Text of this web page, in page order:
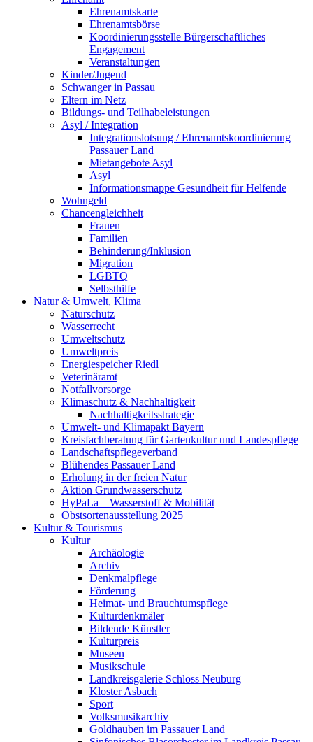
Ehrenamtskarte
Ehrenamtsbörse
Koordinierungsstelle Bürgerschaftliches
Engagement
Veranstaltungen
Kinder/Jugend
Schwanger in Passau
Eltern im Netz
Bildungs- und Teilhabeleistungen
Asyl / Integration
Integrationslotsung / Ehrenamtskoordinierung
Passauer Land
Mietangebote Asyl
Asyl
Informationsmappe Gesundheit für Helfende
Wohngeld
Chancengleichheit
Frauen
Familien
Behinderung/Inklusion
Migration
LGBTQ
Selbsthilfe
Natur & Umwelt, Klima
Naturschutz
Wasserrecht
Umweltschutz
Umweltpreis
Energiespeicher Riedl
Veterinäramt
Notfallvorsorge
Klimaschutz & Nachhaltigkeit
Nachhaltigkeitsstrategie
Umwelt- und Klimapakt Bayern
Kreisfachberatung für Gartenkultur und Landespflege
Landschaftspflegeverband
Blühendes Passauer Land
Erholung in der freien Natur
Aktion Grundwasserschutz
HyPaLa – Wasserstoff & Mobilität
Obstsortenausstellung 2025
Kultur & Tourismus
Kultur
Archäologie
Archiv
Denkmalpflege
Förderung
Heimat- und Brauchtumspflege
Kulturdenkmäler
Bildende Künstler
Kulturpreis
Museen
Musikschule
Landkreisgalerie Schloss Neuburg
Kloster Asbach
Sport
Volksmusikarchiv
Goldhauben im Passauer Land